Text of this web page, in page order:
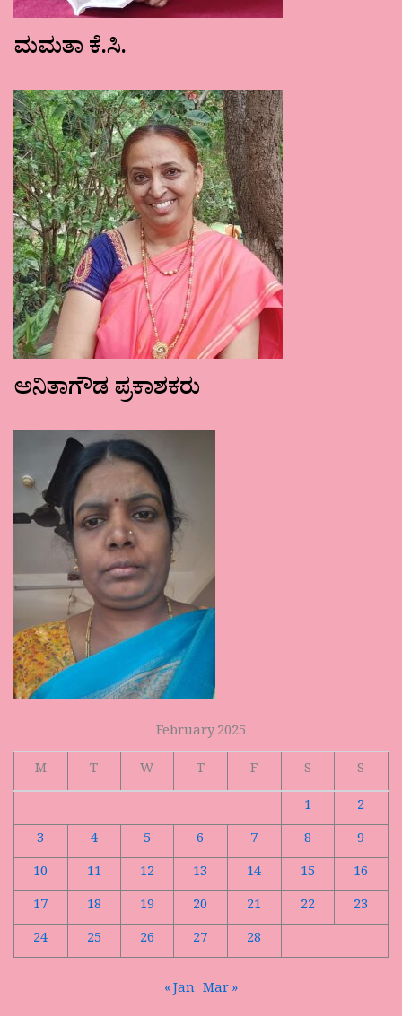
ಮಮತಾ ಕೆ.ಸಿ.
ಅನಿತಾಗೌಡ ಪ್ರಕಾಶಕರು
February 2025
M
T W T F S
S
1
2
3
4 5 6 7 8
9
10
11 12 13 14 15
16
17
18 19 20 21 22
23
24
25 26 27 28
« Jan Mar »